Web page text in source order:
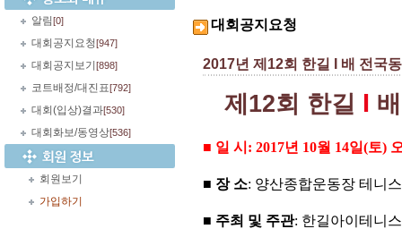
알림[0]
대회공지요청[947]
대회공지보기 [898]
코트배정/대진표[792]
대회(입상)결과[530]
대회화보/동영상[536]
회원보기
가입하기
대회공지요청
2017년 제12회 한길 I 배 전국
제 12회 한길 I
■ 일 시 : 2017년 10월 14일(토)
■ 장 소: 양산종합운동장 테니
■ 주최 및 주관: 한길아이테니